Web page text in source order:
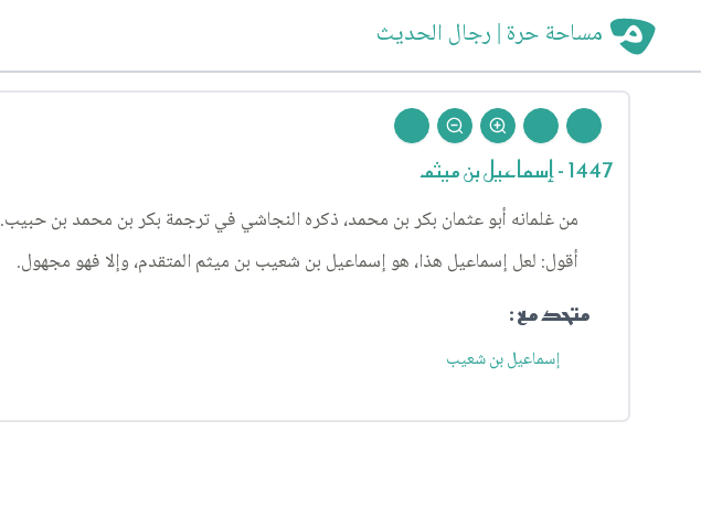
مساحة حرة | رجال الحديث
1447 - إسماعيل بن ميثم
من غلمانه أبو عثمان بكر بن محمد، ذكره النجاشي في ترجمة بكر بن محمد بن حبيب.
أقول: لعل إسماعيل هذا، هو إسماعيل بن شعيب بن ميثم المتقدم، وإلا فهو مجهول.
متحد مع :
إسماعيل بن شعيب